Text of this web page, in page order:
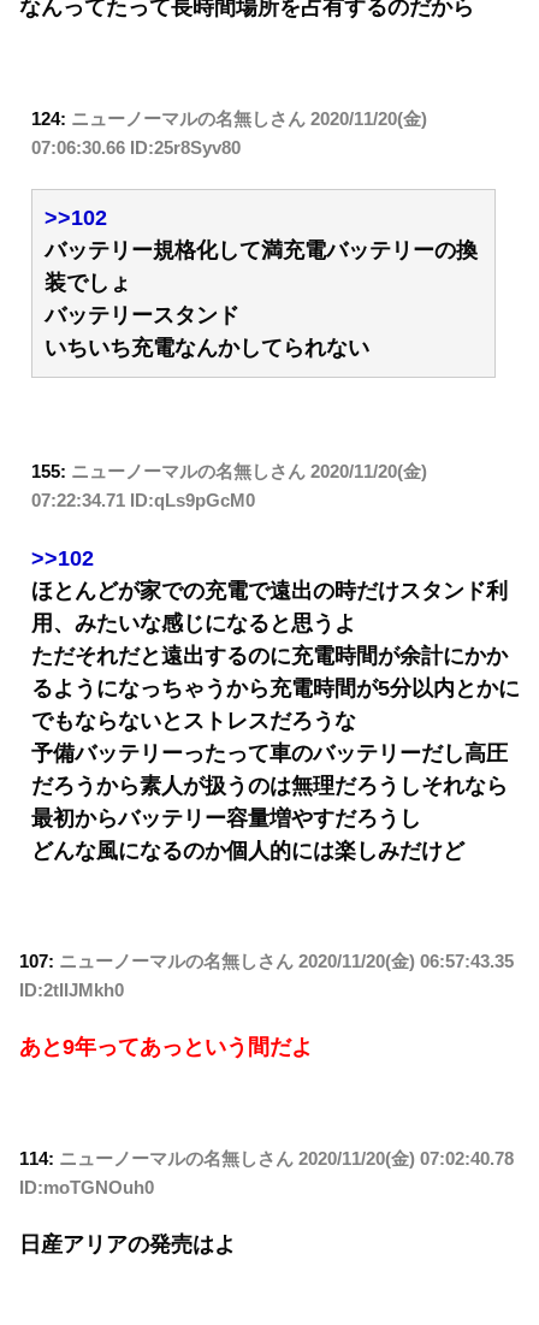
なんってたって長時間場所を占有するのだから
124: ニューノーマルの名無しさん 2020/11/20(金)
07:06:30.66 ID:25r8Syv80
>>102
バッテリー規格化して満充電バッテリーの換
装でしょ
バッテリースタンド
いちいち充電なんかしてられない
155: ニューノーマルの名無しさん 2020/11/20(金)
07:22:34.71 ID:qLs9pGcM0
>>102
ほとんどが家での充電で遠出の時だけスタンド利
用、みたいな感じになると思うよ
ただそれだと遠出するのに充電時間が余計にかか
るようになっちゃうから充電時間が5分以内とかに
でもならないとストレスだろうな
予備バッテリーったって車のバッテリーだし高圧
だろうから素人が扱うのは無理だろうしそれなら
最初からバッテリー容量増やすだろうし
どんな風になるのか個人的には楽しみだけど
107: ニューノーマルの名無しさん 2020/11/20(金) 06:57:43.35
ID:2tIIJMkh0
あと9年ってあっという間だよ
114: ニューノーマルの名無しさん 2020/11/20(金) 07:02:40.78
ID:moTGNOuh0
日産アリアの発売はよ